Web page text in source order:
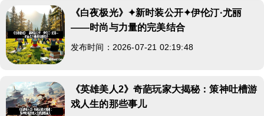
《白夜极光》✦新时装公开✦伊伦汀·尤丽
——时尚与力量的完美结合
发布时间：2026-07-21 02:19:48
《英雄美人2》奇葩玩家大揭秘：策神吐槽游
戏人生的那些事儿